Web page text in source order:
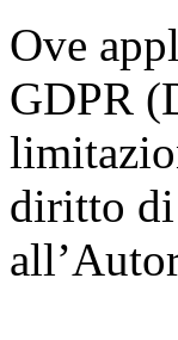
Ove
GDPR
diritto